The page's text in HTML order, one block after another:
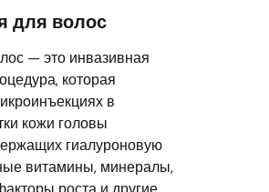
для волос
— это инвазивная
которая
в
кожи головы
гиалуроновую
витамины, минералы,